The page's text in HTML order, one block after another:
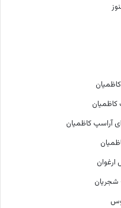
آراسپ کاظمیان
شجریان